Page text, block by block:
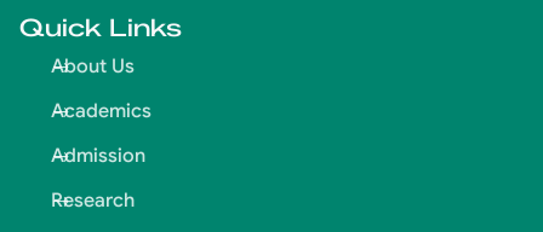
Quick Links
About Us
Academics
Admission
Research